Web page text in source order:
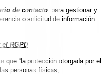
de contacto: para gestionar y
o solicitud de información
el RGPD
que “la protección otorgada por el
personas físicas,